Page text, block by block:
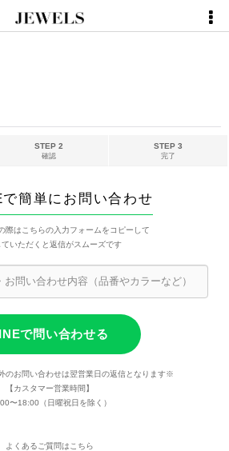
STEP 2
確認
STEP 3
完了
簡単にお問い合わせ
際はこちらの入力フォームをコピーして
ていただくと返信がスムーズです
で問い合わせる
のお問い合わせは翌営業日の返信となります※
【カスタマー営業時間】
〜18:00（日曜祝日を除く）
よくあるご質問はこちら